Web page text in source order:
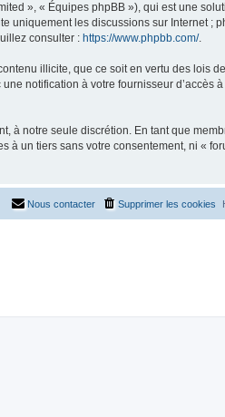
», « Équipes phpBB »), qui est une
uniquement les discussions sur Internet ;
consulter : https://www.phpbb.com/.
illicite, que ce soit en vertu des lois
notification à votre fournisseur d’accès
à notre seule discrétion. En tant que
un tiers sans votre consentement, ni «
Supprimer les cookies
Nous contacter